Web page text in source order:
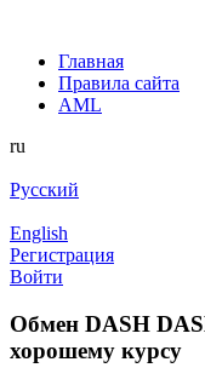
Главная
Правила сайта
AML
ru
Русский
English
Регистрация
Войти
Обмен DASH
хорошему курсу